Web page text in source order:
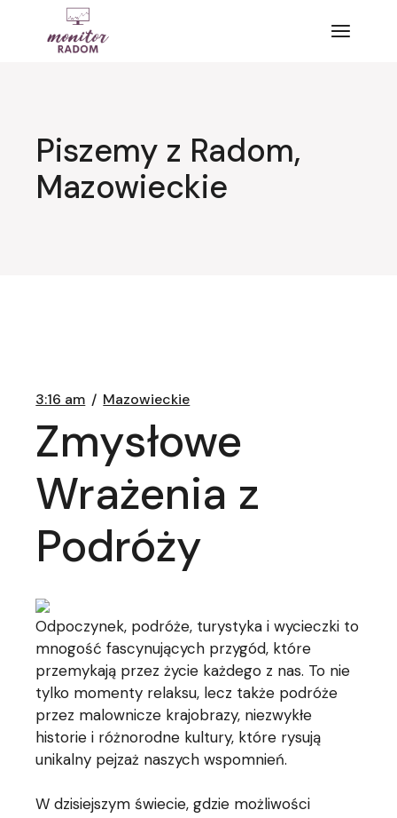
Piszemy z Radom,
Mazowieckie
3:16 am Mazowieckie
Zmysłowe
Wrażenia z
Podróży
Odpoczynek, podróże, turystyka i wycieczki to
mnogość fascynujących przygód, które
przemykają przez życie każdego z nas. To nie
tylko momenty relaksu, lecz także podróże
przez malownicze krajobrazy, niezwykłe
historie i różnorodne kultury, które rysują
unikalny pejzaż naszych wspomnień.
W dzisiejszym świecie, gdzie możliwości